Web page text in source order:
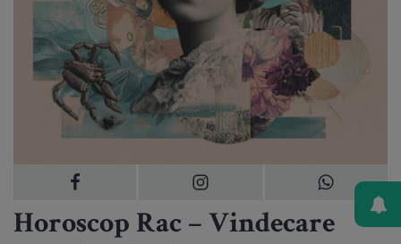
Horoscop Rac – Vindecare